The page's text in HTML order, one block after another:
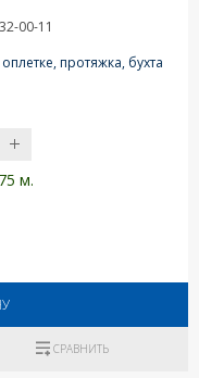
00-11
протяжка, бухта
м.
СРАВНИТЬ